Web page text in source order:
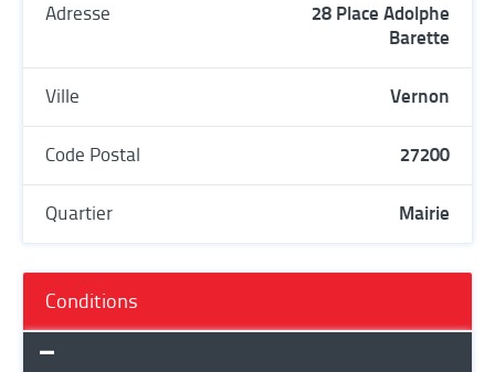
Adresse
28 Place Adolphe
Barette
Ville Vernon
Code Postal 27200
Quartier Mairie
Conditions